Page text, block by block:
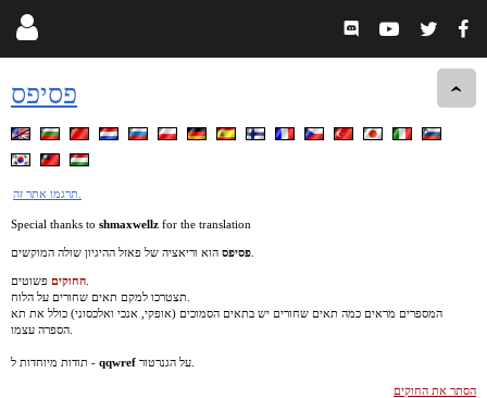
פסיפס
Special thanks to shmaxwellz for the translation
פסיפס
החוקים
המספרים מראים כמה תאים שחורים יש בתאים הסמוכים (אופקי, אנכי ואלכסוני) כולל את תא
תודות מיוחדות ל - qqwref
הסתר את החוקים